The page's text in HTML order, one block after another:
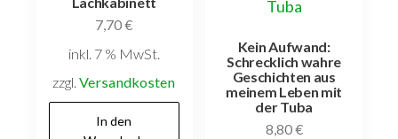
7,70€
inkl. 7 % MwSt.
zzgl.Versandkosten
In den
Kein Aufwand:
Schrecklich wahre
Geschichten aus
meinem Leben mit
der Tuba
8,80€